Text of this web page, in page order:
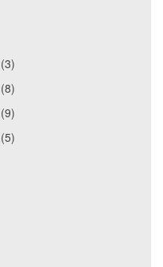
(3)
(8)
(9)
(5)